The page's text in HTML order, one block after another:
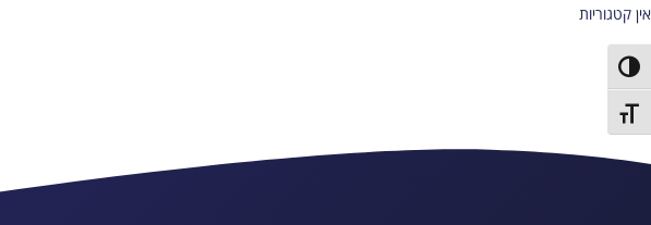
הפעל/כבה ניגודיות גבוהה
מתג גודל גופן
אין קטגוריות